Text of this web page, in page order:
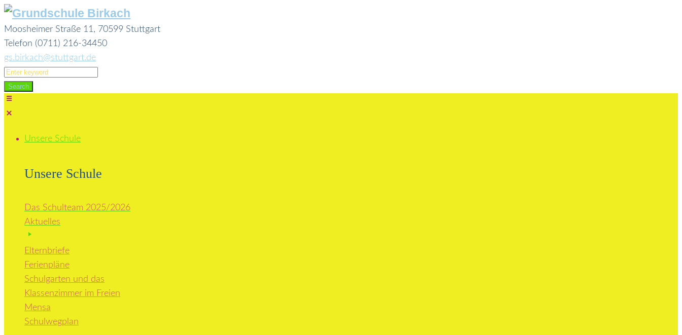
Skip
to
content
Moosheimer Straße 11, 70599 Stuttgart
Telefon (0711) 216-34450
gs.birkach@stuttgart.de
Search
for:
Search
Unsere Schule
Unsere Schule
Das Schulteam 2025/2026
Aktuelles
Elternbriefe
Ferienpläne
Schulgarten und das
Klassenzimmer im Freien
Mensa
Schulwegplan